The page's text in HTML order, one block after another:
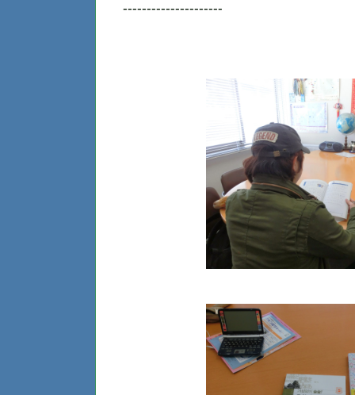
---------------------